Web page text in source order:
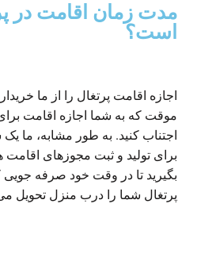
مدت زمان اقامت در
است؟
اجازه اقامت پرتغال را از ما
موقت که به شما اجازه اقامت
اجتناب کنید. به طور مشابه، ما
برای تولید و ثبت مجوزهای اقامت
بگیرید تا در وقت خود صرفه جویی
پرتغال شما را درب منزل تحویل